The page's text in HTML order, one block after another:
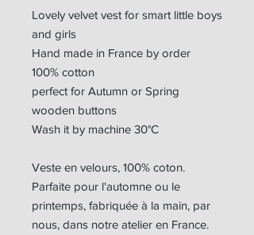
Lovely velvet vest for smart little boys
and girls
Hand made in France by order
100% cotton
perfect for Autumn or Spring
wooden buttons
Wash it by machine 30°C
Veste en velours, 100% coton.
Parfaite pour l'automne ou le
printemps, fabriquée à la main, par
nous, dans notre atelier en France.